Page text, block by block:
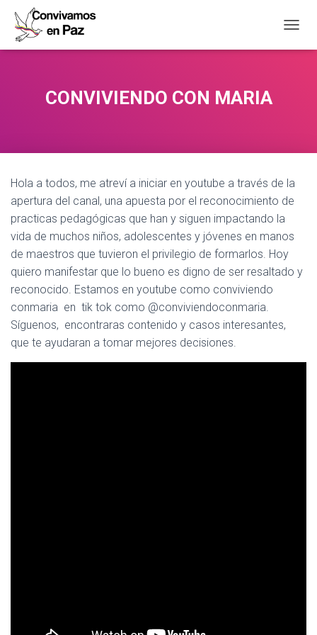
CONVIVIENDO CON MARIA
Hola a todos, me atreví a iniciar en youtube a través de la
apertura del canal, una apuesta por el reconocimiento de
practicas pedagógicas que han y siguen impactando la
vida de muchos niños, adolescentes y jóvenes en manos
de maestros que tuvieron el privilegio de formarlos. Hoy
quiero manifestar que lo bueno es digno de ser resaltado y
reconocido. Estamos en youtube como conviviendo
conmaria en tik tok como @conviviendoconmaria.
Síguenos, encontraras contenido y casos interesantes,
que te ayudaran a tomar mejores decisiones.